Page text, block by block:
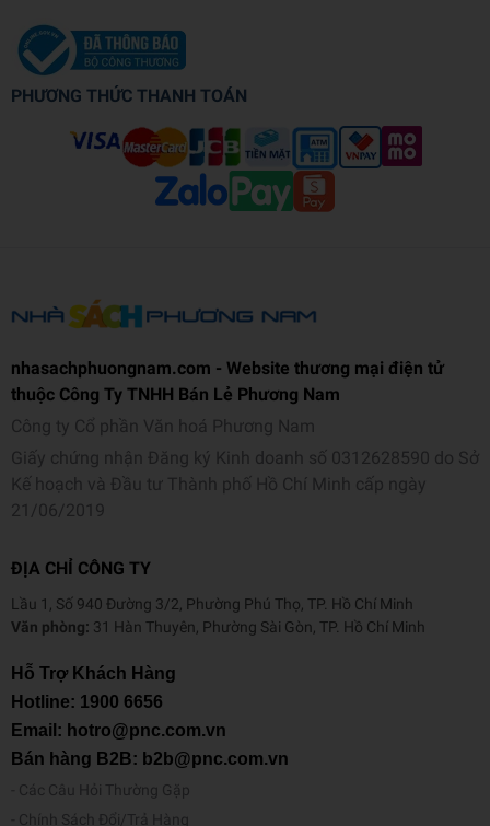
PHƯƠNG THỨC THANH TOÁN
nhasachphuongnam.com - Website thương mại điện tử
thuộc Công Ty TNHH Bán Lẻ Phương Nam
Công ty Cổ phần Văn hoá Phương Nam
Giấy chứng nhận Đăng ký Kinh doanh số 0312628590 do Sở
Kế hoạch và Đầu tư Thành phố Hồ Chí Minh cấp ngày
21/06/2019
ĐỊA CHỈ CÔNG TY
Lầu 1, Số 940 Đường 3/2, Phường Phú Thọ, TP. Hồ Chí Minh
Văn phòng: 31 Hàn Thuyên, Phường Sài Gòn, TP. Hồ Chí Minh
Hỗ Trợ Khách Hàng
Hotline: 1900 6656
Email: hotro@pnc.com.vn
Bán hàng B2B: b2b@pnc.com.vn
Các Câu Hỏi Thường Gặp
Chính Sách Đổi/Trả Hàng